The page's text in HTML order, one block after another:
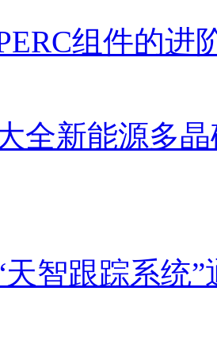
组件的进
全新能源多
天智跟踪系统